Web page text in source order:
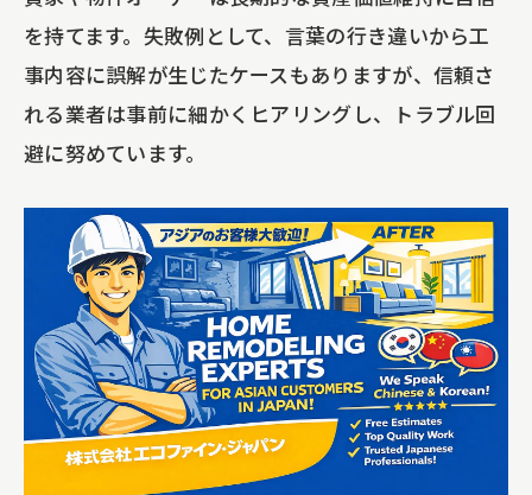
を持てます。失敗例として、言葉の行き違いから工
事内容に誤解が生じたケースもありますが、信頼さ
れる業者は事前に細かくヒアリングし、トラブル回
避に努めています。